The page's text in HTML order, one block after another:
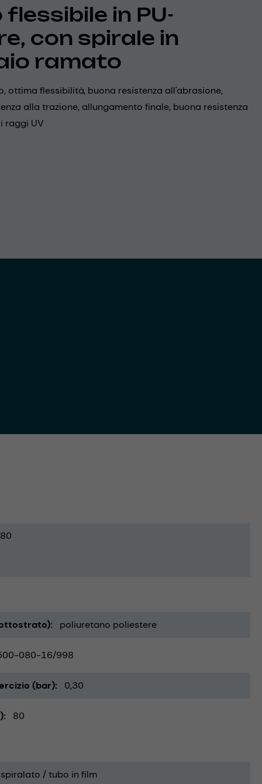
flessibile in PU-
con spirale in
ramato
ottima flessibilità, buona resistenza all'abrasione,
alla trazione, allungamento finale, buona resistenza
raggi UV
80
poliuretano poliestere
080-16/998
(bar) 0,30
80
/ tubo in film